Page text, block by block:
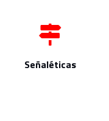
Señaléticas